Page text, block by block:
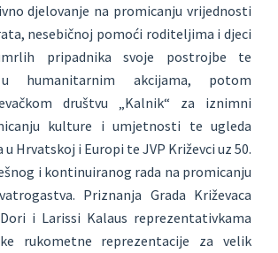
djelovanje na promicanju vrijednosti
nesebičnoj pomoći roditeljima i djeci
pripadnika svoje postrojbe te
u humanitarnim akcijama, potom
društvu „Kalnik“ za iznimni
kulture i umjetnosti te ugleda
u Hrvatskoj i Europi te JVP Križevci uz 50.
i kontinuiranog rada na promicanju
Priznanja Grada Križevaca
i Larissi Kalaus reprezentativkama
rukometne reprezentacije za velik